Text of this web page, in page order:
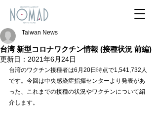
台湾 新型コロナワクチン情報 (接種状況 前編)
Taiwan News
更新日： 2021年6月24日
台湾のワクチン接種者は6月20日時点で1,541,732人
です。今回は中央感染症指揮センターより発表があ
った、これまでの接種の状況やワクチンについて紹
介します。